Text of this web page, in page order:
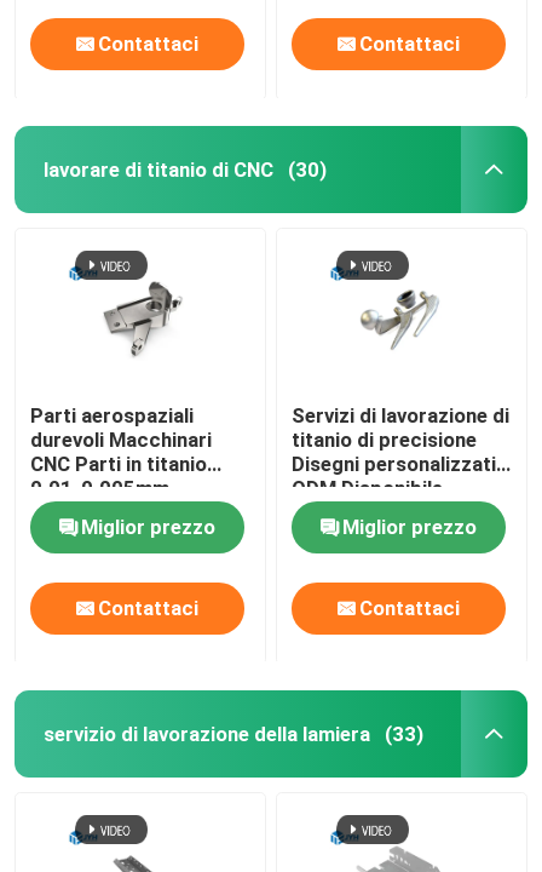
Contattaci Contattaci
lavorare di titanio di CNC (30)
Parti aerospaziali
durevoli Macchinari
CNC Parti in titanio
0.01-0.005mm
Tolleranza
Miglior prezzo
Contattaci
Servizi di lavorazione di
titanio di precisione
Disegni personalizzati
ODM Disponibile
Miglior prezzo
Contattaci
servizio di lavorazione della lamiera (33)